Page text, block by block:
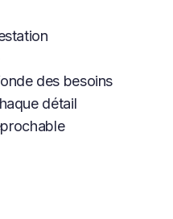
des besoins
détail